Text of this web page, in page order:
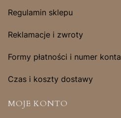
Regulamin sklepu
Reklamacje i zwroty
Formy płatności i numer konta
Czas i koszty dostawy
MOJE KONTO